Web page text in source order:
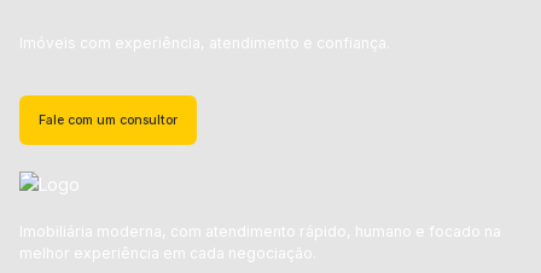
Imóveis com experiência, atendimento e confiança.
Fale com um consultor
Imobiliária moderna, com atendimento rápido, humano e focado na
melhor experiência em cada negociação.